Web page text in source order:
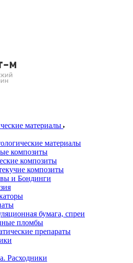
материалы
материалы
композиты
композиты
композиты
и Бондинги
бумага, спреи
пломбы
препараты
Расходники